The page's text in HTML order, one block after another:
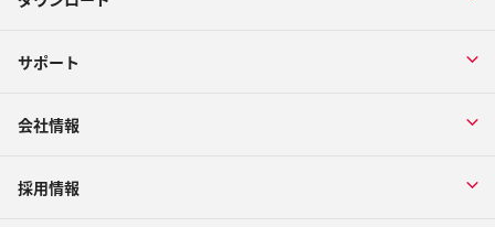
サポート
会社情報
採用情報